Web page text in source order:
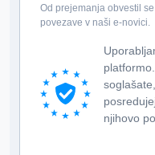
Od prejemanja obvestil
povezave v naši e-novici.
njihovo